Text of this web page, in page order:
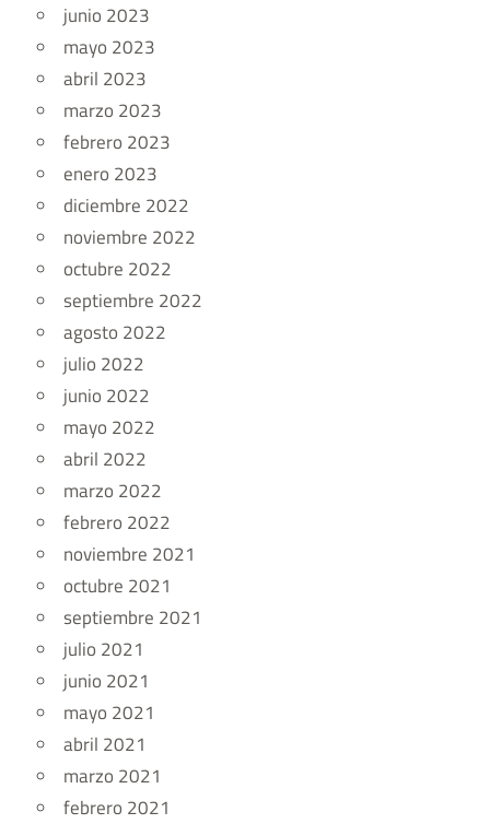
junio 2023
mayo 2023
abril 2023
marzo 2023
febrero 2023
enero 2023
diciembre 2022
noviembre 2022
octubre 2022
septiembre 2022
agosto 2022
julio 2022
junio 2022
mayo 2022
abril 2022
marzo 2022
febrero 2022
noviembre 2021
octubre 2021
septiembre 2021
julio 2021
junio 2021
mayo 2021
abril 2021
marzo 2021
febrero 2021